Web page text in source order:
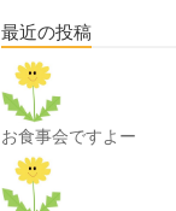
最近の投稿
お食事会ですよー